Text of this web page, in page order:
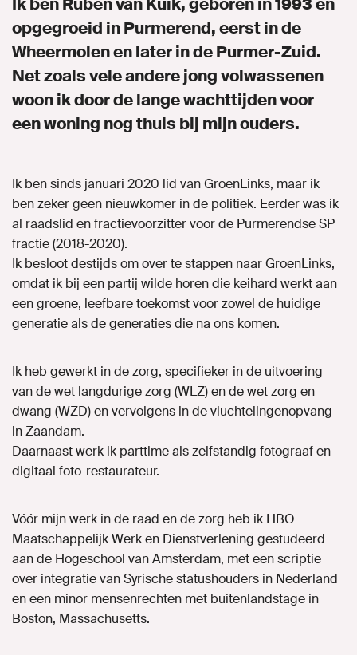
Ik ben Ruben van Kuik, geboren in 1993 en
opgegroeid in Purmerend, eerst in de
Wheermolen en later in de Purmer-Zuid.
Net zoals vele andere jong volwassenen
woon ik door de lange wachttijden voor
een woning nog thuis bij mijn ouders.
Ik ben sinds januari 2020 lid van GroenLinks, maar ik
ben zeker geen nieuwkomer in de politiek. Eerder was ik
al raadslid en fractievoorzitter voor de Purmerendse SP
fractie (2018-2020).
Ik besloot destijds om over te stappen naar GroenLinks,
omdat ik bij een partij wilde horen die keihard werkt aan
een groene, leefbare toekomst voor zowel de huidige
generatie als de generaties die na ons komen.
Ik heb gewerkt in de zorg, specifieker in de uitvoering
van de wet langdurige zorg (WLZ) en de wet zorg en
dwang (WZD) en vervolgens in de vluchtelingenopvang
in Zaandam.
Daarnaast werk ik parttime als zelfstandig fotograaf en
digitaal foto-restaurateur.
Vóór mijn werk in de raad en de zorg heb ik HBO
Maatschappelijk Werk en Dienstverlening gestudeerd
aan de Hogeschool van Amsterdam, met een scriptie
over integratie van Syrische statushouders in Nederland
en een minor mensenrechten met buitenlandstage in
Boston, Massachusetts.
MIJN GROENLINKS